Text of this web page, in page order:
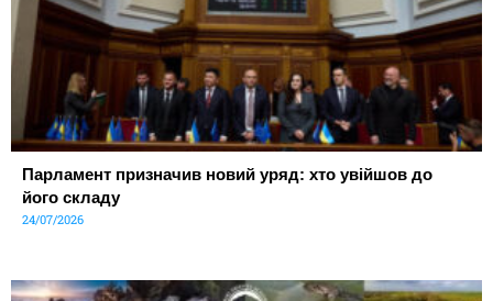
Парламент призначив новий уряд: хто увійшов до
його складу
24/07/2026